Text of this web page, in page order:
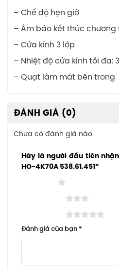
– Chế độ hẹn giờ
– Âm báo kết thúc chương
– Cửa kính 3 lớp
– Nhiệt độ cửa kính tối đa:
– Quạt làm mát bên trong
ĐÁNH GIÁ (0)
Chưa có đánh giá nào.
Hãy là người đầu tiên
HO-4K70A 538.61.451”
Đánh giá của bạn *